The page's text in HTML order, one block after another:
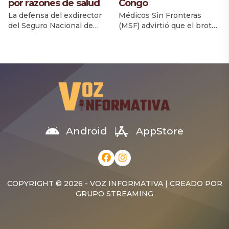
por razones de salud
La defensa del exdirector
del Seguro Nacional de
del Distrito Nacional
preventiva que cumple por
arresto domiciliario,
alegando un deterioro en
el tiempo que lleva
durante la audiencia de […]
Congo
Médicos Sin Fronteras
(MSF) advirtió que el brote
un ritmo sin precedentes y
sanitaria para contener la
organización afirmó que la
situación se ha agravado en
pocas semanas y requiere
una […]
Android AppStore
COPYRIGHT © 2026 - VOZ INFORMATIVA | CREADO POR
GRUPO STREAMING